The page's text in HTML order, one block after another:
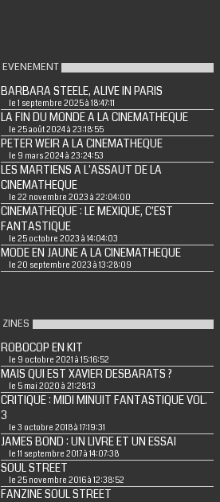
EVENEMENT
BARBARA STEELE, ALIVE IN PARIS
le 1 septembre 2025 à 18:47:11
LA FIN DU MONDE A LA CINEMATHEQUE
le 25 août 2024 à 23:18:55
PETER WEIR A LA CINEMATHEQUE
le 9 mars 2024 à 23:24:53
LES MARTIENS A L'ASSAUT DE LA
CINEMATHEQUE
le 22 novembre 2023 à 22:04:00
CINEMATHEQUE : LE MEXIQUE, C'EST
FANTASTIQUE
le 25 octobre 2023 à 14:04:03
MODE EN JAUNE A LA CINEMATHEQUE
le 20 septembre 2023 à 13:28:09
ZINES
ROBOCOP EN KIT
le 9 octobre 2021 à 15:16:52
MAIS QUI EST XAVIER DESBARATS ?
le 5 mai 2020 à 21:28:13
CRITIQUE : MIDI MINUIT FANTASTIQUE VOL.
3
le 3 octobre 2018 à 17:19:31
JAMES BOND : UN LIVRE ET UN ESSAI
le 11 septembre 2017 à 14:07:38
SOUL STREET
le 25 novembre 2016 à 12:38:52
FANZINE SOUL STREET